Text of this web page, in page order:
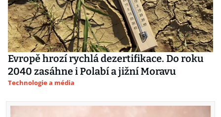
Evropě hrozí rychlá dezertifikace. Do roku
2040 zasáhne i Polabí a jižní Moravu
Technologie a média